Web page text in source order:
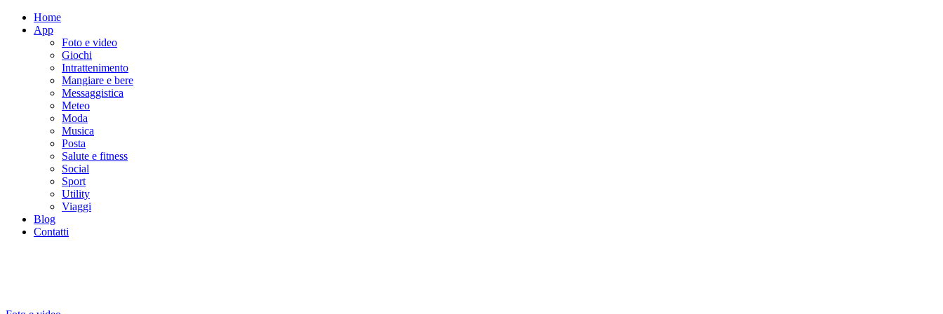
Home
App
Foto e video
Giochi
Intrattenimento
Mangiare e bere
Messaggistica
Meteo
Moda
Musica
Posta
Salute e fitness
Social
Sport
Utility
Viaggi
Blog
Contatti